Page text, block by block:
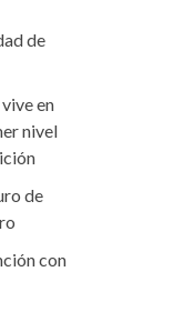
de
en
nivel
de
con